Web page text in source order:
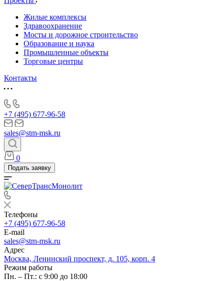
Жилые комплексы
Здравоохранение
Мосты и дорожное строительство
Образование и наука
Промышленные объекты
Торговые центры
Контакты
+7 (495) 677-96-58
sales@stm-msk.ru
0
Подать заявку
Телефоны
+7 (495) 677-96-58
E-mail
sales@stm-msk.ru
Адрес
Москва, Ленинский проспект, д. 105, корп. 4
Режим работы
Пн. – Пт.: с 9:00 до 18:00